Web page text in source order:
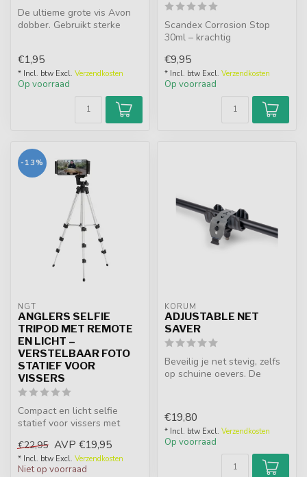
De ultieme grote vis Avon
dobber. Gebruikt sterke
€1,95
* Incl. btw Excl. Verzendkosten
Op voorraad
Scandex Corrosion Stop
30ml – krachtig
onderhoudsproduct in han...
€9,95
* Incl. btw Excl. Verzendkosten
Op voorraad
-13%
NGT
ANGLERS SELFIE
TRIPOD MET REMOTE
EN LICHT –
VERSTELBAAR FOTO
STATIEF VOOR
VISSERS
Compact en licht selfie
statief voor vissers met
univ...
€22,95 AVP €19,95
* Incl. btw Excl. Verzendkosten
Niet op voorraad
KORUM
ADJUSTABLE NET
SAVER
Beveilig je net stevig, zelfs
op schuine oevers. De
€19,80
* Incl. btw Excl. Verzendkosten
Op voorraad